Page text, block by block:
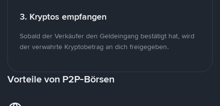
3. Kryptos empfangen
Sobald der Verkäufer den Geldeingang bestätigt hat, wird
der verwahrte Kryptobetrag an dich freigegeben.
Vorteile von P2P-Börsen